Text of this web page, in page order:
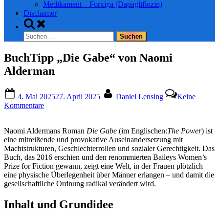
Medikament – Forxiga (Dapagliflozin)
Disclaimer
Toggle
search
form
Suchen
nach:
BuchTipp „Die Gabe“ von Naomi
Alderman
on
4. Mai 202527. April 2025 Daniel Lensing
Keine
Kommentarezu
Gabe“
von
Naomi
Alderman
Naomi Aldermans Roman Die Gabe (im Englischen:The Power) ist
eine mitreißende und provokative Auseinandersetzung mit
Machtstrukturen, Geschlechterrollen und sozialer Gerechtigkeit. Das
Buch, das 2016 erschien und den renommierten Baileys Women’s
Prize for Fiction gewann, zeigt eine Welt, in der Frauen plötzlich
eine physische Überlegenheit über Männer erlangen – und damit die
gesellschaftliche Ordnung radikal verändert wird.
Inhalt und Grundidee